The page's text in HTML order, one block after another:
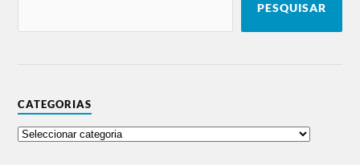
PESQUISAR
CATEGORIAS